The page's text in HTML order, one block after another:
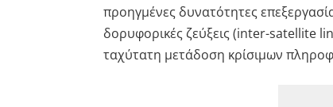
προηγμένες δυνατότητες
δορυφορικές ζεύξεις (inter-satellite
ταχύτατη μετάδοση κρίσιμων